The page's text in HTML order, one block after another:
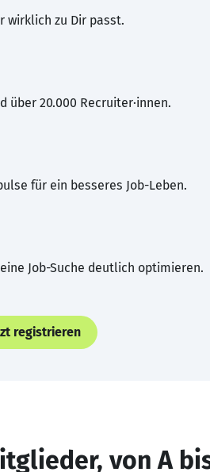
wirklich zu Dir passt.
über 20.000 Recruiter·innen.
für ein besseres Job-Leben.
Job-Suche deutlich optimieren.
registrieren
von A